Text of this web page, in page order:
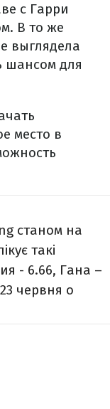
с Гарри
В то же
выглядела
шансом для
место в
станом на
такі
- 6.66, Гана –
червня o